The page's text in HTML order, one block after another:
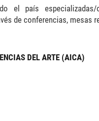
el país
de conferencias, mesas
DEL ARTE (AICA)